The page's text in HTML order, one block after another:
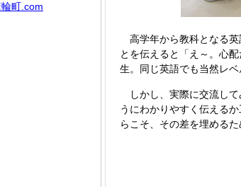
町.com
高学年から教科となる英
とを伝えると「え～。心
生。 同じ英語でも当然レベ
しかし、実際に交流して
うにわかりやすく伝える
らこそ、その差を埋める